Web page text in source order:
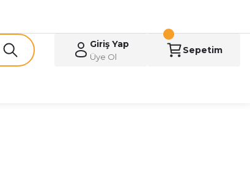
Giriş Yap
Üye Ol
Sepetim